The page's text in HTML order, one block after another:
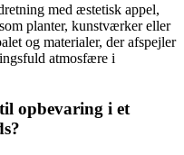
med æstetisk appel,
planter, kunstværker eller
og materialer, der afspejler
atmosfære i
opbevaring i et